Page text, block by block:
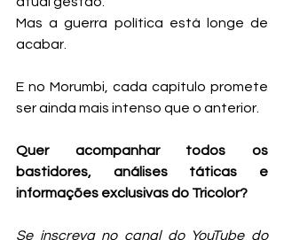
Mas a guerra política está longe de
acabar.
E no Morumbi, cada capítulo promete
ser ainda mais intenso que o anterior.
Quer acompanhar todos os
bastidores, análises táticas e
informações exclusivas do Tricolor?
Se inscreva no canal do YouTube do